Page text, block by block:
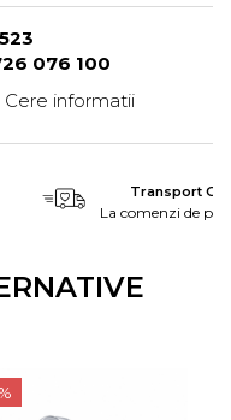
076 100
Cere informatii
Transport
La comenzi de